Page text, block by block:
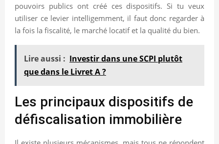
pouvoirs publics ont créé ces dispositifs. Si tu veux
utiliser ce levier intelligemment, il faut donc regarder à
la fois la fiscalité, le marché locatif et la qualité du bien.
Lire aussi : Investir dans une SCPI plutôt
que dans le Livret A ?
Les principaux dispositifs de
défiscalisation immobilière